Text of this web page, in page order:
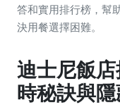
答和實用排行榜，幫
決用餐選擇困難。
迪士尼飯
時秘訣與